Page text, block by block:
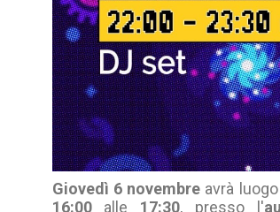
Giovedì 6 novembre avrà
16:00 alle 17:30, presso l'